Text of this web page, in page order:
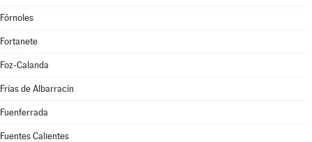
Fórnoles
Fortanete
Foz-Calanda
Frías de Albarracín
Fuenferrada
Fuentes Calientes